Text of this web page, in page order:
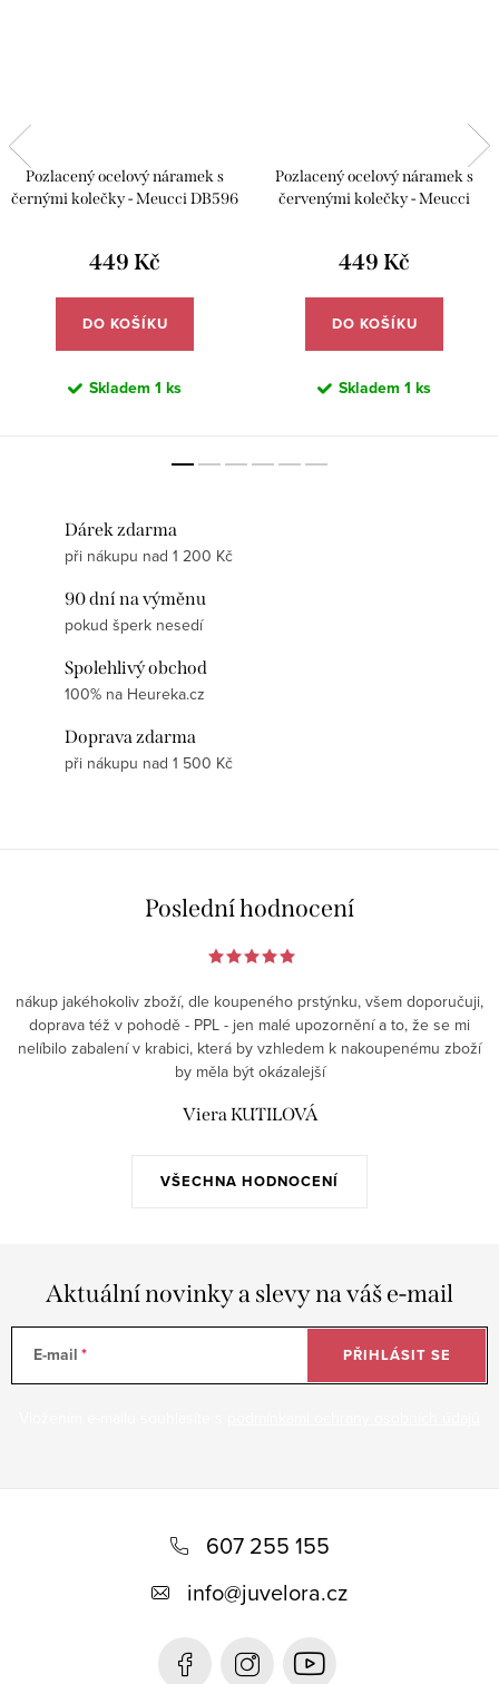
Pozlacený ocelový náramek s
černými kolečky - Meucci DB596
449 Kč
DO KOŠÍKU
Skladem 1 ks
Pozlacený ocelový náramek s
červenými kolečky - Meucci
449 Kč
DO KOŠÍKU
Skladem 1 ks
Dárek zdarma
při nákupu nad 1 200 Kč
90 dní na výměnu
pokud šperk nesedí
Spolehlivý obchod
100% na Heureka.cz
Doprava zdarma
při nákupu nad 1 500 Kč
Poslední hodnocení
VŠECHNA HODNOCENÍ
nákup jakéhokoliv zboží, dle koupeného prstýnku, všem doporučuji,
doprava též v pohodě - PPL - jen malé upozornění a to, že se mi
nelíbilo zabalení v krabici, která by vzhledem k nakoupenému zboží
by měla být okázalejší
Viera KUTILOVÁ
Aktuální novinky a slevy na váš e-mail
E-mail PŘIHLÁSIT SE
607 255 155
info@juvelora.cz